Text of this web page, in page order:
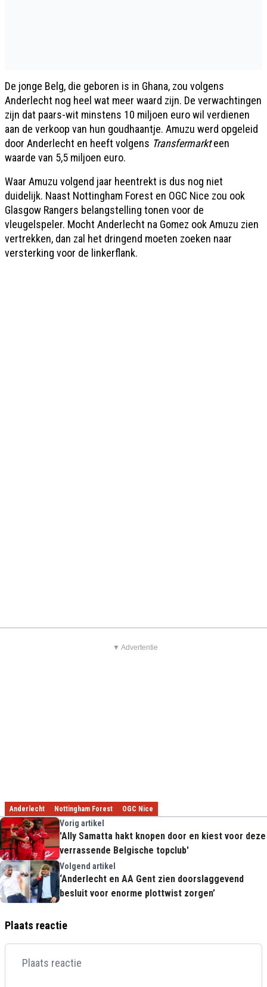
De jonge Belg, die geboren is in Ghana, zou volgens
Anderlecht nog heel wat meer waard zijn. De verwachtingen
zijn dat paars-wit minstens 10 miljoen euro wil verdienen
aan de verkoop van hun goudhaantje. Amuzu werd opgeleid
door Anderlecht en heeft volgens Transfermarkteen
waarde van 5,5 miljoen euro.
Waar Amuzu volgend jaar heentrekt is dus nog niet
duidelijk. Naast Nottingham Forest en OGC Nice zou ook
Glasgow Rangers belangstelling tonen voor de
vleugelspeler. Mocht Anderlecht na Gomez ook Amuzu zien
vertrekken, dan zal het dringend moeten zoeken naar
versterking voor de linkerflank.
▼ Advertentie
Anderlecht Nottingham Forest OGC Nice
Vorig artikel
'Ally Samatta hakt knopen door en kiest voor deze
verrassende Belgische topclub'
Volgend artikel
‘Anderlecht en AA Gent zien doorslaggevend
besluit voor enorme plottwist zorgen’
Plaats reactie